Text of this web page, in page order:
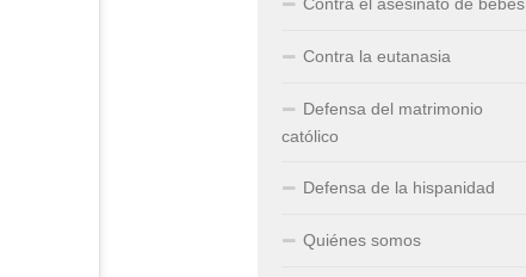
Contra la eutanasia
Defensa del matrimonio
católico
Defensa de la hispanidad
Quiénes somos